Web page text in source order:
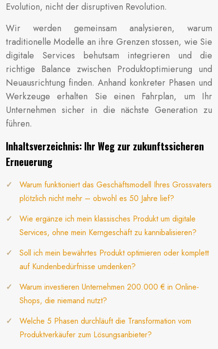
Evolution, nicht der disruptiven Revolution.
Wir werden gemeinsam analysieren, warum
traditionelle Modelle an ihre Grenzen stossen, wie Sie
digitale Services behutsam integrieren und die
richtige Balance zwischen Produktoptimierung und
Neuausrichtung finden. Anhand konkreter Phasen und
Werkzeuge erhalten Sie einen Fahrplan, um Ihr
Unternehmen sicher in die nächste Generation zu
führen.
Inhaltsverzeichnis: Ihr Weg zur zukunftssicheren
Erneuerung
Warum funktioniert das Geschäftsmodell Ihres Grossvaters
plötzlich nicht mehr – obwohl es 50 Jahre lief?
Wie ergänze ich mein klassisches Produkt um digitale
Services, ohne mein Kerngeschäft zu kannibalisieren?
Soll ich mein bewährtes Produkt optimieren oder komplett
auf Kundenbedürfnisse umdenken?
Warum investieren Unternehmen 200.000 € in Online-
Shops, die niemand nutzt?
Welche 5 Phasen durchläuft die Transformation vom
Produktverkäufer zum Lösungsanbieter?